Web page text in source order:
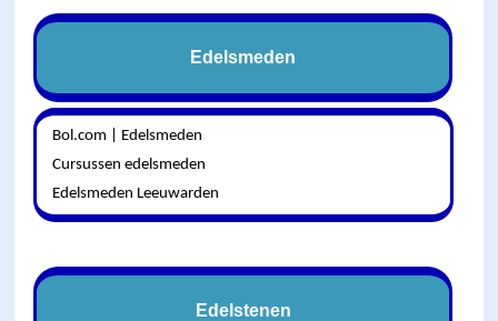
Edelsmeden
Bol.com | Edelsmeden
Cursussen edelsmeden
Edelsmeden Leeuwarden
Edelstenen